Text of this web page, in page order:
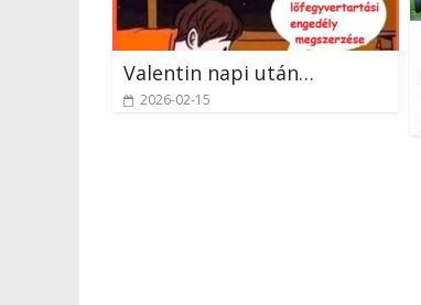
Valentin napi után…
2026-02-15